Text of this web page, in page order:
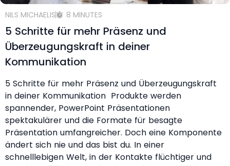
NILS MICHAELIS 8 MINUTES
5 Schritte für mehr Präsenz und
Überzeugungskraft in deiner
Kommunikation
5 Schritte für mehr Präsenz und Überzeugungskraft
in deiner Kommunikation Produkte werden
spannender, PowerPoint Präsentationen
spektakulärer und die Formate für besagte
Präsentation umfangreicher. Doch eine Komponente
ändert sich nie und das bist du. In einer
schnelllebigen Welt, in der Kontakte flüchtiger und